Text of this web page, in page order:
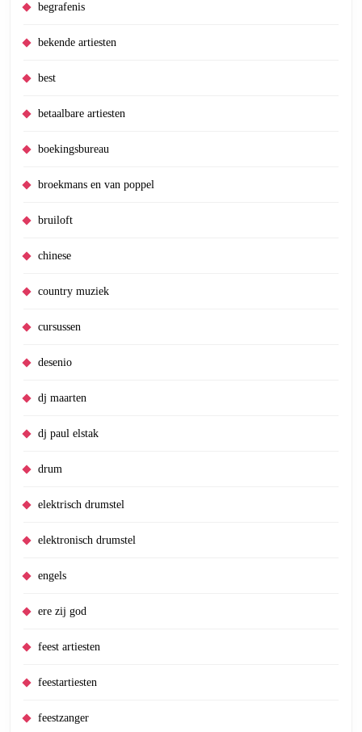
begrafenis
bekende artiesten
best
betaalbare artiesten
boekingsbureau
broekmans en van poppel
bruiloft
chinese
country muziek
cursussen
desenio
dj maarten
dj paul elstak
drum
elektrisch drumstel
elektronisch drumstel
engels
ere zij god
feest artiesten
feestartiesten
feestzanger